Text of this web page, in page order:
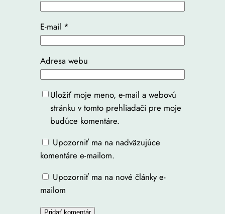
E-mail *
Adresa webu
Uložiť moje meno, e-mail a webovú
stránku v tomto prehliadači pre moje
budúce komentáre.
Upozorniť ma na nadväzujúce
komentáre e-mailom.
Upozorniť ma na nové články e-
mailom